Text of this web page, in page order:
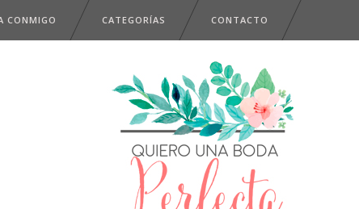
CONMIGO CATEGORÍAS CONTACTO